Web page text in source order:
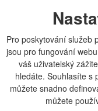
Pro poskytování služeb
jsou pro fungování
váš uživatelský
hledáte. Souhlasíte s
můžete snadno
můžete
více